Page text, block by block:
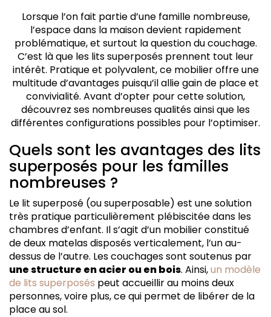
familles nombreuses ?
Choisissez le lit superposé adapté à l'âge des enfants
Quelles sont les solutions de rangement intégrées
dans les lits superposés ?
Les critères de solidité et de durabilité pour un achat
pérenne
Personnalisez l'espace de sommeil
Lorsque l’on fait partie d’une famille nombreuse,
l’espace dans la maison devient rapidement
problématique, et surtout la question du couchage.
C’est là que les lits superposés prennent tout leur
intérêt. Pratique et polyvalent, ce mobilier offre une
multitude d’avantages puisqu’il allie gain de place et
convivialité. Avant d’opter pour cette solution,
découvrez ses nombreuses qualités ainsi que les
différentes configurations possibles pour l’optimiser.
Quels sont les avantages des lits
superposés pour les familles
nombreuses ?
Le lit superposé (ou superposable) est une solution
très pratique particulièrement plébiscitée dans les
chambres d’enfant. Il s’agit d’un mobilier constitué
de deux matelas disposés verticalement, l’un au-
dessus de l’autre. Les couchages sont soutenus par
une structure en acier ou en bois. Ainsi,un modèle
de lits superposés peut accueillir au moins deux
personnes, voire plus, ce qui permet de libérer de la
place au sol.